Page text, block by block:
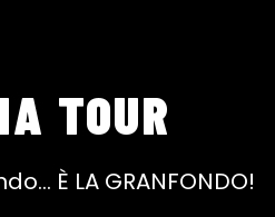
TOUR
È LA GRANFONDO!